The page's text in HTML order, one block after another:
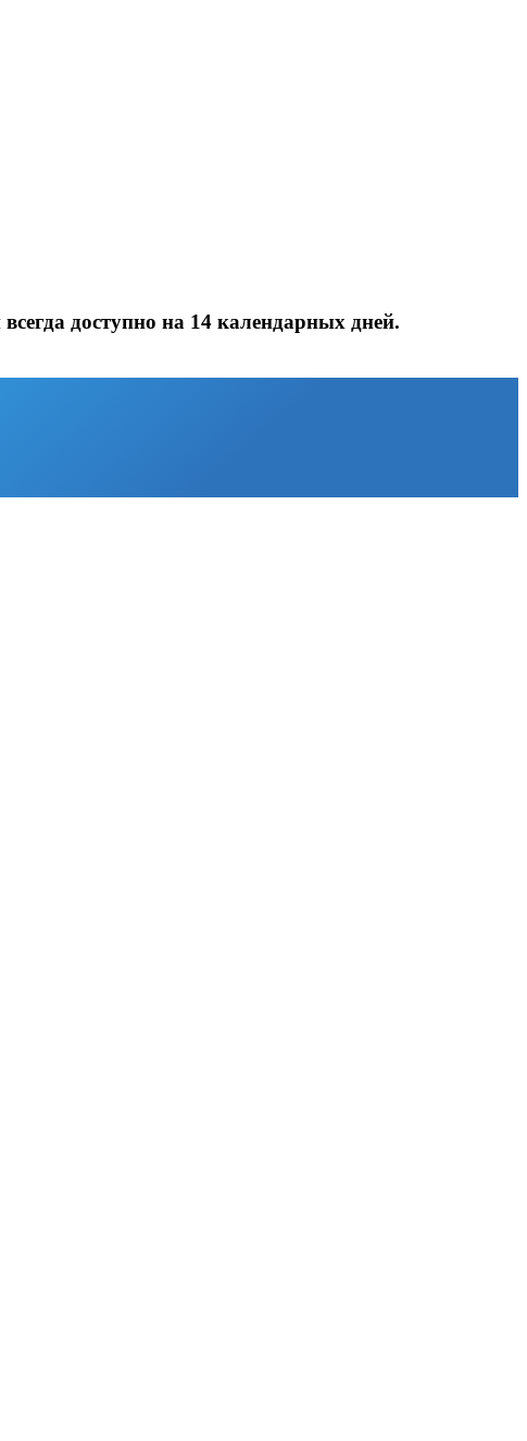
доступно на 14 календарных дней.